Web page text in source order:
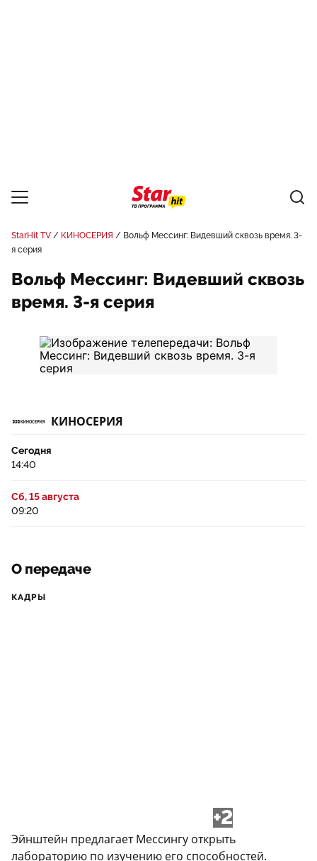
StarHit TV КИНОСЕРИЯ
Вольф Мессинг: Видевший сквозь время. 3-
я серия
Вольф Мессинг: Видевший сквозь
время. 3-я серия
КИНОСЕРИЯ
Сегодня
14:40
Сб, 15 августа
09:20
О передаче
КАДРЫ
+2
Эйнштейн предлагает Мессингу открыть
лабораторию по изучению его способностей.